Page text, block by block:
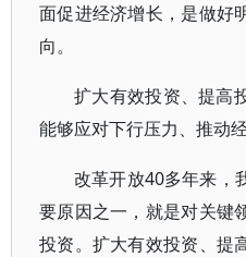
面促进经济增长，是做好
向。
扩大有效投资、提高
能够应对下行压力、推动
改革开放40多年来，
要原因之一，就是对关键
投资。扩大有效投资、提